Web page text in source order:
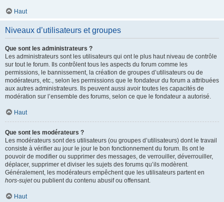
Haut
Niveaux d’utilisateurs et groupes
Que sont les administrateurs ?
Les administrateurs sont les utilisateurs qui ont le plus haut niveau de contrôle
sur tout le forum. Ils contrôlent tous les aspects du forum comme les
permissions, le bannissement, la création de groupes d’utilisateurs ou de
modérateurs, etc., selon les permissions que le fondateur du forum a attribuées
aux autres administrateurs. Ils peuvent aussi avoir toutes les capacités de
modération sur l’ensemble des forums, selon ce que le fondateur a autorisé.
Haut
Que sont les modérateurs ?
Les modérateurs sont des utilisateurs (ou groupes d’utilisateurs) dont le travail
consiste à vérifier au jour le jour le bon fonctionnement du forum. Ils ont le
pouvoir de modifier ou supprimer des messages, de verrouiller, déverrouiller,
déplacer, supprimer et diviser les sujets des forums qu’ils modèrent.
Généralement, les modérateurs empêchent que les utilisateurs partent en
hors-sujetou publient du contenu abusif ou offensant.
Haut